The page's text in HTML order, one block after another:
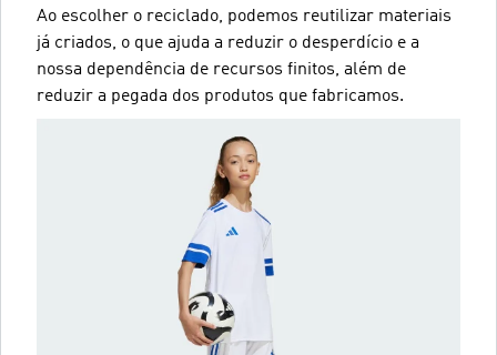
Ao escolher o reciclado, podemos reutilizar materiais
já criados, o que ajuda a reduzir o desperdício e a
nossa dependência de recursos finitos, além de
reduzir a pegada dos produtos que fabricamos.